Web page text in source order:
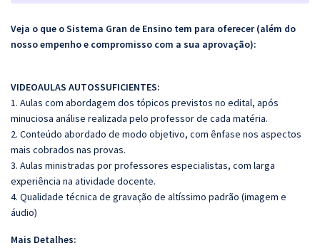
Veja o que o Sistema Gran de Ensino tem para oferecer (além do
nosso empenho e compromisso com a sua aprovação):
VIDEOAULAS AUTOSSUFICIENTES:
1. Aulas com abordagem dos tópicos previstos no edital, após
minuciosa análise realizada pelo professor de cada matéria.
2. Conteúdo abordado de modo objetivo, com ênfase nos aspectos
mais cobrados nas provas.
3. Aulas ministradas por professores especialistas, com larga
experiência na atividade docente.
4. Qualidade técnica de gravação de altíssimo padrão (imagem e
áudio)
Mais Detalhes: